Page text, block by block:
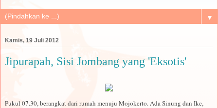
▼
Kamis, 19 Juli 2012
Jipurapah, Sisi Jombang yang 'Eksotis'
Pukul 07.30, berangkat dari rumah menuju Mojokerto. Ada Sinung dan Ike,